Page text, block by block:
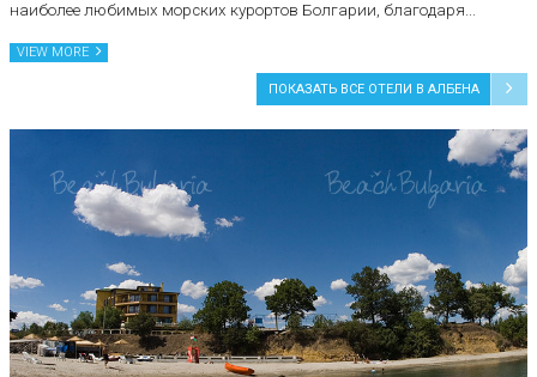
наиболее любимых морских курортов Болгарии, благодаря...
VIEW MORE
ПОКАЗАТЬ ВСЕ ОТЕЛИ В АЛБЕНА